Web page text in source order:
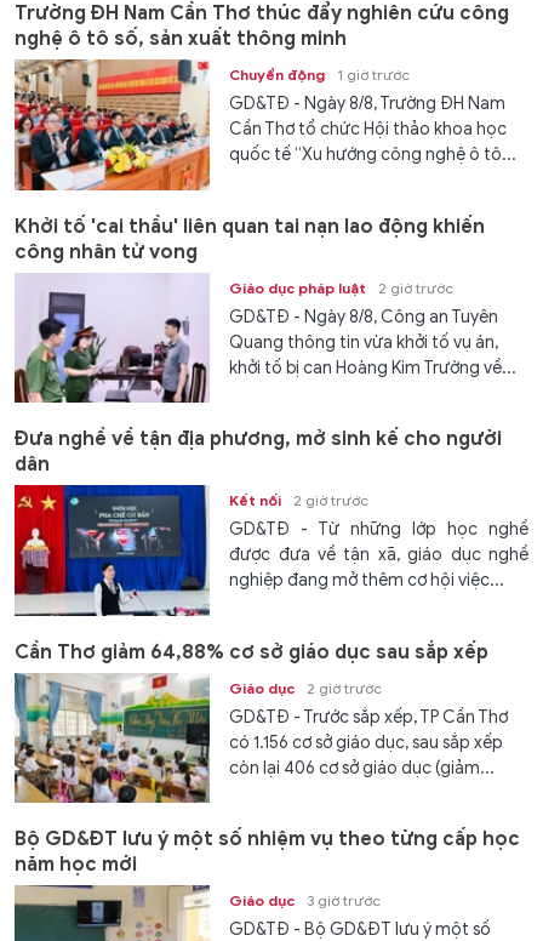
Trường ĐH Nam Cần Thơ thúc đẩy nghiên cứu công
nghệ ô tô số, sản xuất thông minh
Chuyển động 1 giờ trước
GD&TĐ - Ngày 8/8, Trường ĐH Nam
Cần Thơ tổ chức Hội thảo khoa học
quốc tế “Xu hướng công nghệ ô tô...
Khởi tố 'cai thầu' liên quan tai nạn lao động khiến
công nhân tử vong
Giáo dục pháp luật 2 giờ trước
GD&TĐ - Ngày 8/8, Công an Tuyên
Quang thông tin vừa khởi tố vụ án,
khởi tố bị can Hoàng Kim Trường về...
Đưa nghề về tận địa phương, mở sinh kế cho người
dân
Kết nối 2 giờ trước
GD&TĐ - Từ những lớp học nghề
được đưa về tận xã, giáo dục nghề
nghiệp đang mở thêm cơ hội việc...
Cần Thơ giảm 64,88% cơ sở giáo dục sau sắp xếp
Giáo dục 2 giờ trước
GD&TĐ - Trước sắp xếp, TP Cần Thơ
có 1.156 cơ sở giáo dục, sau sắp xếp
còn lại 406 cơ sở giáo dục (giảm...
Bộ GD&ĐT lưu ý một số nhiệm vụ theo từng cấp học
năm học mới
Giáo dục 3 giờ trước
GD&TĐ - Bộ GD&ĐT lưu ý một số